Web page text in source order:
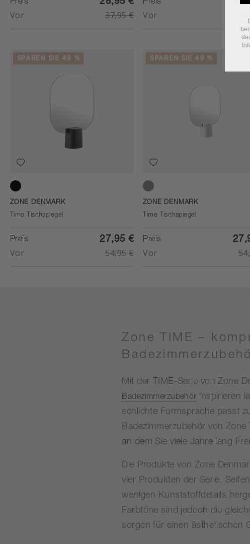
Preis
Vor 37,95 €
Preis
Vor
SPAREN SIE 49 %
Black
ZONE DENMARK
Time Tischspiegel
Preis 27,95 €
Vor 54,95 €
SPAREN SIE 49 %
Soft Grey
ZONE DENMARK
Time Tischspiegel
Preis
Vor
Zone TIME –
Mit der TIME-Serie von Zone
Badezimmerzubehör inspirieren
schlichte Formsprache passt
Badezimmerzubehör von
an dem Sie viele Jahre lang
Die Produkte von Zone
vier Produkten der Serie,
wenigen Kunststoffdetails
Farbtöne sind jedoch die
sorgen für einen ästhetischen